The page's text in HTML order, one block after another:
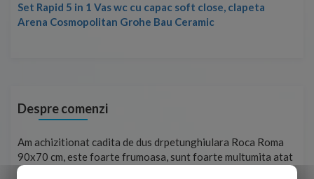
Set Rapid 5 in 1 Vas wc cu capac soft close, clapeta
Arena Cosmopolitan Grohe Bau Ceramic
Despre comenzi
Am achizitionat cadita de dus drpetunghiulara Roca Roma
90x70 cm, este foarte frumoasa, sunt foarte multumita atat
de personalul firmei dvs. cu care am colaborat in obtinerea